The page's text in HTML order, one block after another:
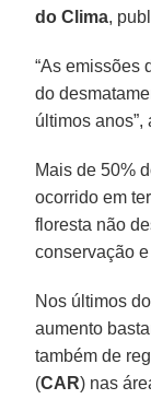
do Clima,
“As emissões
do
últimos anos”,
Mais de 50%
ocorrido em
floresta não
conservação
Nos últimos
aumento
também de
(CAR) nas